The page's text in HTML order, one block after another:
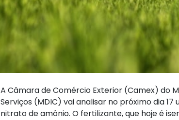
A Câmara de Comércio Exterior (Camex) do
Serviços (MDIC) vai analisar no próximo dia
nitrato de amônio. O fertilizante, que hoje é